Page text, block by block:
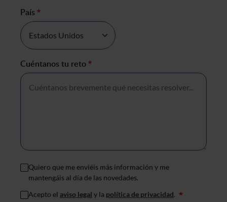
País *
Cuéntanos tu reto *
Quiero que me enviéis más información y me
mantengáis al día de las novedades.
Acepto el aviso legal y la política de privacidad. *